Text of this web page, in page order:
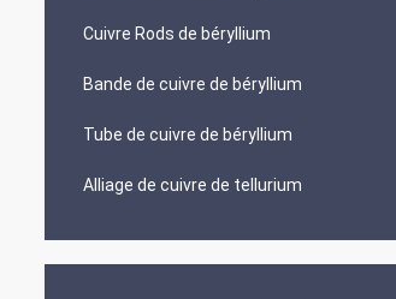
Cuivre Rods de béryllium
Bande de cuivre de béryllium
Tube de cuivre de béryllium
Alliage de cuivre de tellurium